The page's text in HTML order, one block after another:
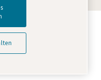
Group
Zukunft verändern.
Copco Group